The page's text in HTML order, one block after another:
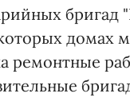
домах
ремонтные